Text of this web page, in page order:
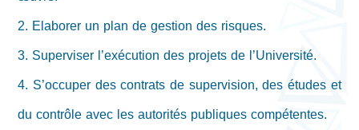
2. Elaborer un plan de gestion des risques.
3. Superviser l’exécution des projets de l’Université.
4. S’occuper des contrats de supervision, des études et
du contrôle avec les autorités publiques compétentes.